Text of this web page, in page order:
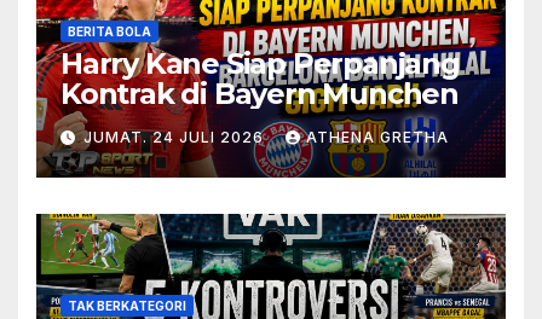
BERITA BOLA
Harry Kane Siap Perpanjang
Kontrak di Bayern Munchen
JUMAT. 24 JULI 2026 ATHENA GRETHA
TAK BERKATEGORI